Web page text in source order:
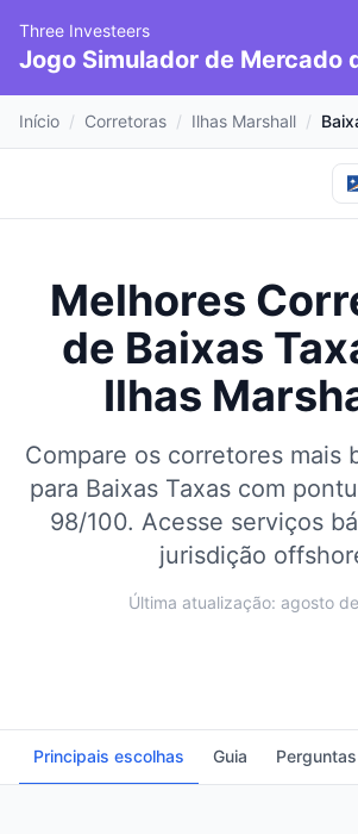
Three Investeers
Jogo Simulador de Mercado
Início / Corretoras / Ilhas Marshall /
Melhores
de Baixas
Ilhas
Compare os corretores mais
para Baixas Taxas com
98/100. Acesse serviços
jurisdição
Última atualização: agosto
Principais escolhas Guia